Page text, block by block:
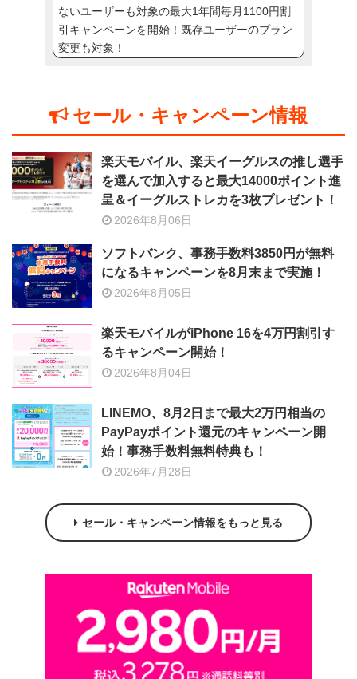
ないユーザーも対象の最大1年間毎月1100円割
引キャンペーンを開始！既存ユーザーのプラン
変更も対象！
セール・キャンペーン情報
楽天モバイル、楽天イーグルスの推し選手
を選んで加入すると最大14000ポイント進
呈＆イーグルストレカを3枚プレゼント！
2026年8月06日
ソフトバンク、事務手数料3850円が無料
になるキャンペーンを8月末まで実施！
2026年8月05日
楽天モバイルがiPhone 16を4万円割引す
るキャンペーン開始！
2026年8月04日
LINEMO、8月2日まで最大2万円相当の
PayPayポイント還元のキャンペーン開
始！事務手数料無料特典も！
2026年7月28日
セール・キャンペーン情報をもっと見る